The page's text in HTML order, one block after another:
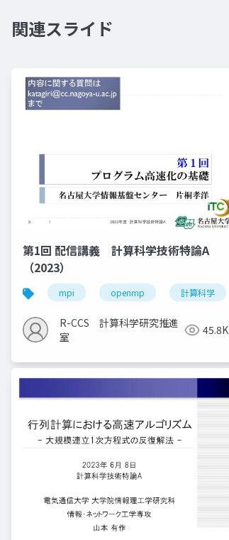
関連スライド
第1回 配信講義 計算科学技術特論A
（2023）
mpi openmp 計算科学
R-CCS 計算科学研究推進
室
45.8K